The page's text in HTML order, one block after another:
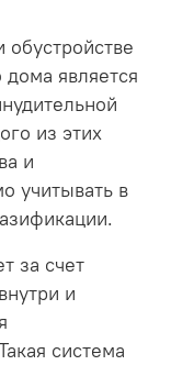
дома является
из этих
и
учитывать в
за счет
и
система